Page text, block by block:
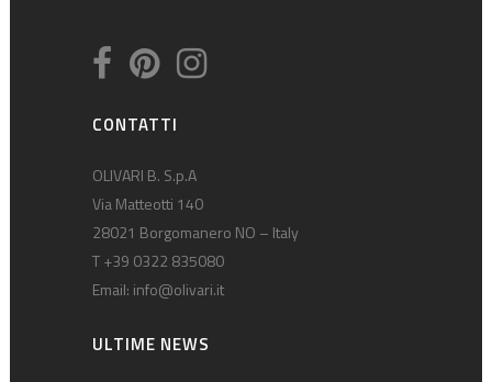
CONTATTI
OLIVARI B. S.p.A
Via Matteotti 140
28021 Borgomanero NO – Italy
T +39 0322 835080
Email: info@olivari.it
ULTIME NEWS